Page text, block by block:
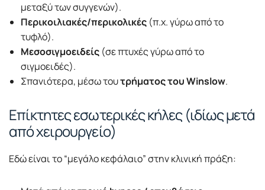
μεταξύ των συγγενών).
Περικοιλιακές/περικολικές (π.χ. γύρω από το
τυφλό).
Μεσοσιγμοειδείς (σε πτυχές γύρω από το
σιγμοειδές).
Σπανιότερα, μέσω τουτρήματος του Winslow.
Επίκτητες εσωτερικές κήλες (ιδίως μετά
από χειρουργείο)
Εδώ είναι το “μεγάλο κεφάλαιο” στην κλινική πράξη: